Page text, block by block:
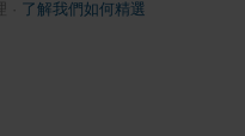
了解我們如何精選